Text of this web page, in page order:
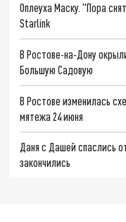
Оплеуха Маску. "Пора
Starlink
В Ростове-на-Дону
Большую Садовую
В Ростове изменилась
мятежа 24 июня
Даня с Дашей спаслись
закончились